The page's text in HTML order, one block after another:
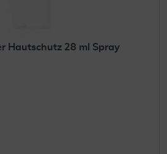
Hautschutz 28 ml Spray